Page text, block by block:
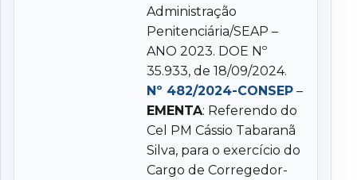
Administração
Penitenciária/SEAP –
ANO 2023. DOE Nº
35.933, de 18/09/2024.
Nº 482/2024-CONSEP –
EMENTA: Referendo do
Cel PM Cássio Tabaranã
Silva, para o exercício do
Cargo de Corregedor-